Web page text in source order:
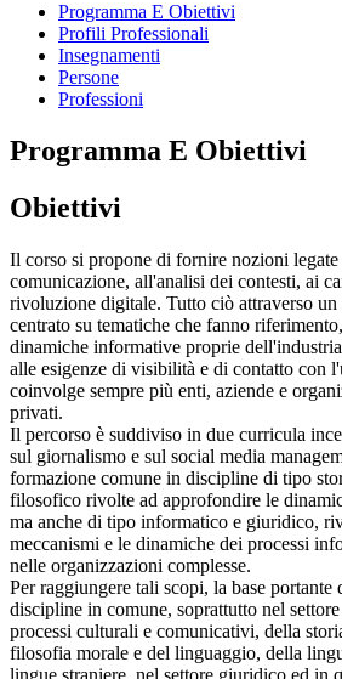
Programma E Obiettivi
Profili Professionali
Insegnamenti
Persone
Professioni
Programma E Obiettivi
Obiettivi
Il corso si propone di fornire nozioni legate
comunicazione, all'analisi dei contesti, ai
rivoluzione digitale. Tutto ciò attraverso
centrato su tematiche che fanno
dinamiche informative proprie
alle esigenze di visibilità e di contatto con
coinvolge sempre più enti, aziende e
privati.
Il percorso è suddiviso in due curricula
sul giornalismo e sul social media
formazione comune in discipline di tipo
filosofico rivolte ad approfondire le
ma anche di tipo informatico e giuridico,
meccanismi e le dinamiche dei processi
nelle organizzazioni complesse.
Per raggiungere tali scopi, la base portante
discipline in comune, soprattutto nel
processi culturali e comunicativi, della
filosofia morale e del linguaggio, della
lingue straniere, nel settore giuridico ed in